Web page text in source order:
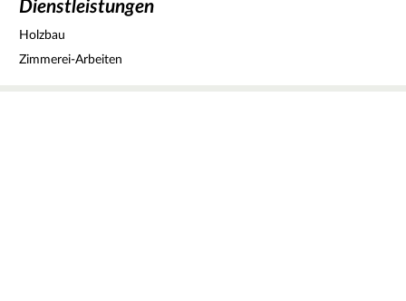
Dienstleistungen
Holzbau
Zimmerei-Arbeiten